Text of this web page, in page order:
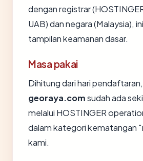
dengan registrar
UAB) dan negara (Malaysia),
tampilan keamanan dasar.
Masa pakai
Dihitung dari hari pendaftaran,
georaya.comsudah ada
melalui HOSTINGER
dalam kategori kematangan
kami.